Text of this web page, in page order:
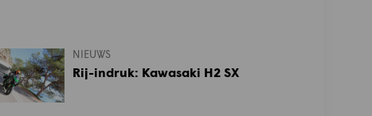
NIEUWS
Rij-indruk: Kawasaki H2 SX